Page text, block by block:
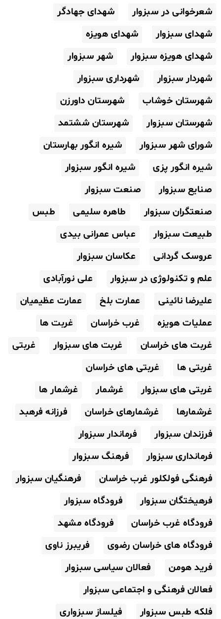
شعرخوانی در سبزوار
شهدای جهادگر
شهدای سبزوار
شهدای هویزه
شهدای هویزه سبزوار
شهر سبزوار
شهردار سبزوار
شهرداری سبزوار
شهرستان خوشاب
شهرستان داورزن
شهرستان سبزوار
شهرستان ششتمد
شورای شهر سبزوار
شیره انگور بهارستان
شیره انگور پزی
شیره انگور سبزوار
صنایع سبزوار
صنعت سبزوار
صنعتگران سبزوار
طاهره سلیمی
طبس
طبیعت سبزوار
عباس عمرانی بیدی
عروسک گردانی
عکاسان سبزوار
علم و تکنولوژی در سبزوار
علی نورآبادی
علیرضا نائینی
عمارت بلخ
عمارت عظیمیان
عملیات هویزه
غرب خراسان
غربت ها
غربت های خراسان
غربت های سبزوار
غربتی
غربتی ها
غربتی های خراسان
غربتی های سبزوار
غرشمار
غرشمار ها
غرشمارها
غرشمارهای خراسان
فرزانه فرهبد
فرزندان سبزوار
فرماندار سبزوار
فرمانداری سبزوار
فرهنگ سبزوار
فرهنگی فولکلور غرب خراسان
فرهنگیان سبزوار
فرهیختگان سبزوار
فرودگاه سبزوار
فرودگاه غرب خراسان
فرودگاه مشهد
فرودگاه های خراسان رضوی
فریبرز ناوی
فرید هومن
فعالان سیاسی سبزوار
فعالان فرهنگی و اجتماعی سبزوار
فلکه طبس سبزوار
فیلساز سبزواری